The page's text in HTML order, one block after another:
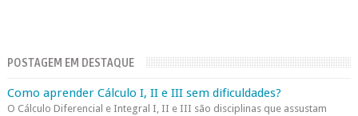
POSTAGEM EM DESTAQUE
Como aprender Cálculo I, II e III sem dificuldades?
O Cálculo Diferencial e Integral I, II e III são disciplinas que assustam